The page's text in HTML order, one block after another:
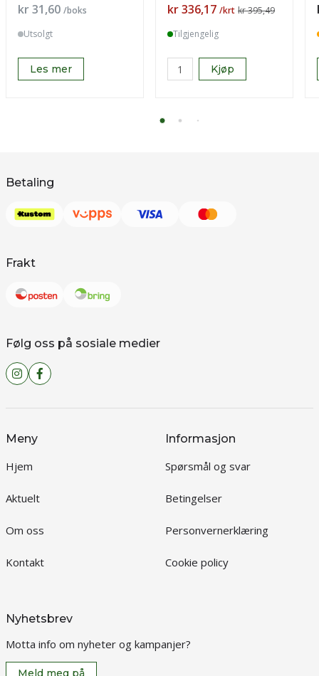
Pris
kr 31,60 /boks
Utsolgt
Les mer
Pris
kr 336,17 /krt kr 395,49
Tilgjengelig
Kjøp
Betaling
Frakt
Følg oss på sosiale medier
Meny
Hjem
Aktuelt
Om oss
Kontakt
Informasjon
Spørsmål og svar
Betingelser
Personvernerklæring
Cookie policy
Nyhetsbrev
Motta info om nyheter og kampanjer?
Meld meg på